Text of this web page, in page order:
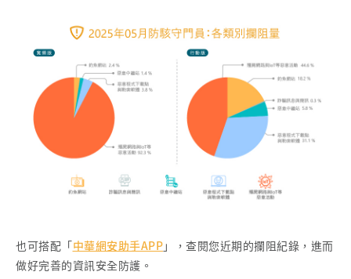
也可搭配「中華網安助手APP」，查閱您近期的攔阻紀錄，進而
做好完善的資訊安全防護。